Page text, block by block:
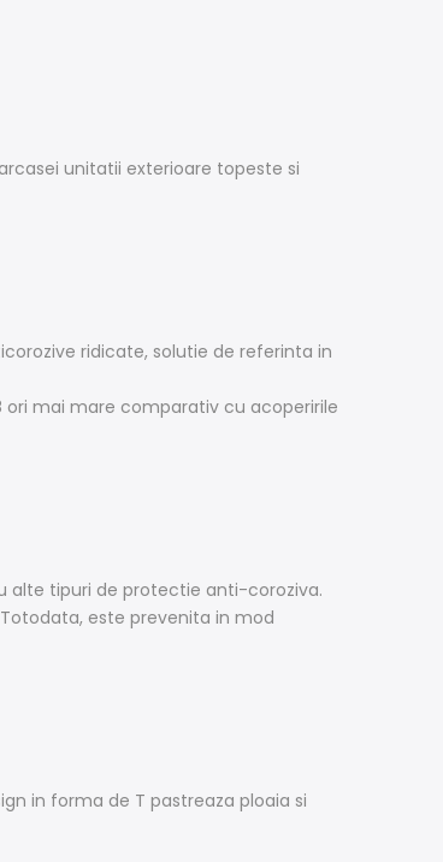
unitatii exterioare topeste si
ridicate, solutie de referinta in
ori mai mare comparativ cu acoperirile
alte tipuri de protectie anti-coroziva.
este prevenita in mod
in forma de T pastreaza ploaia si